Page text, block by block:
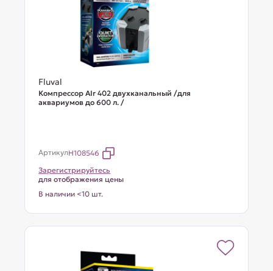
Fluval
Компрессор AIr 402 двухканальный /для
аквариумов до 600 л. /
АртикулH108546
Зарегистрируйтесь
для отображения цены
В наличии <10 шт.